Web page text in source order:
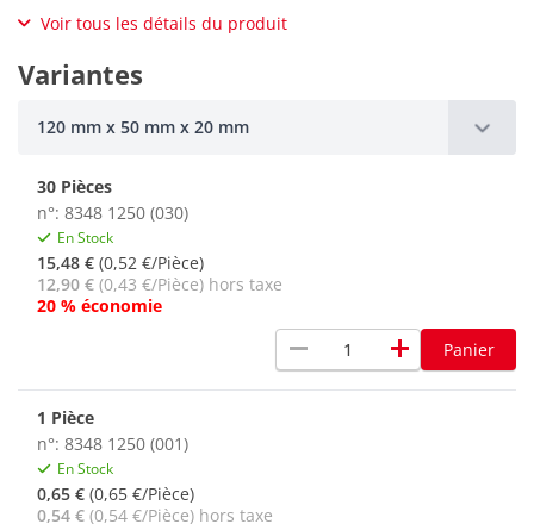
Voir tous les détails du produit
Variantes
120 mm x 50 mm x 20 mm
30 Pièces
n°: 8348 1250 (030)
En Stock
15,48 € (0,52 €/Pièce)
12,90 € (0,43 €/Pièce) hors taxe
20 % économie
remove add Panier
1 Pièce
n°: 8348 1250 (001)
En Stock
0,65 € (0,65 €/Pièce)
0,54 € (0,54 €/Pièce) hors taxe